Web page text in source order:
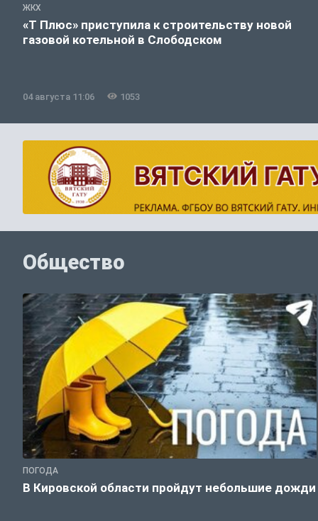
ЖКХ
«Т Плюс» приступила к строительству новой
газовой котельной в Слободском
04 августа 11:06 1053
Общество
ПОГОДА
В Кировской области пройдут небольшие дожди